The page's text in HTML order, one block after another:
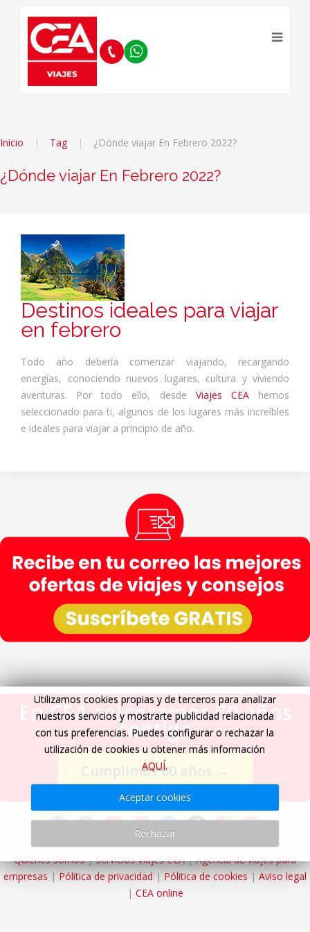
Inicio Tag ¿Dónde viajar En Febrero 2022?
¿Dónde viajar En Febrero 2022?
Destinos ideales para viajar
en febrero
Todo año debería comenzar viajando, recargando
energías, conociendo nuevos lugares, cultura y viviendo
aventuras. Por todo ello, desde Viajes CEAhemos
seleccionado para ti, algunos de los lugares más increíbles
e ideales para viajar a principio de año.
En CEA celebramos 60 años
contigo
Cumplimos 60 años →
Quiénes somos|Servicios Viajes CEA|Agencia de viajes para
empresas | Pólitica de privacidad | Pólitica de cookies | Aviso legal
| CEA online
Utilizamos cookies propias y de terceros para analizar
nuestros servicios y mostrarte publicidad relacionada
con tus preferencias. Puedes configurar o rechazar la
utilización de cookies u obtener más información
AQUÍ.
Aceptar cookies
Rechazar